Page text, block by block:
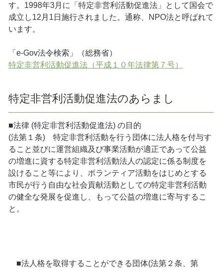
す。1998年3月に「特定非営利活動促進法」として国会で
成立し12月1日施行されました。通称、NPO法と呼ばれて
います。
「e-Gov法令検索」（総務省）
特定非営利活動促進法（平成１０年法律第７号）
特定非営利活動促進法のあらまし
■法律 (特定非営利活動促進法) の目的
(法第１条) 特定非営利活動を行う団体に法人格を付与す
ること並びに運営組織及び事業活動が適正であって公益
の増進に資する特定非営利活動法人の認定に係る制度を
設けること等により、ボランティア活動をはじめとする
市民が行う自由な社会貢献活動としての特定非営利活動
の健全な発展を促進し、もって公益の増進に寄与するこ
と。
■法人格を取得することができる団体(法第２条、第